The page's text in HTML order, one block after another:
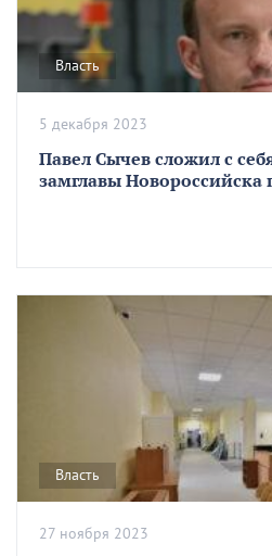
Власть
Павел Сычев сложил с
замглавы
5 декабря 2023
Власть
27 ноября 2023